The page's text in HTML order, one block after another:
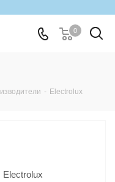
0
- Electrolux